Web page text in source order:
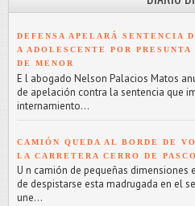
DEFENSA APELARÁ SENTENCIA
A ADOLESCENTE POR
DE MENOR
E l abogado Nelson Palacios Matos
de apelación contra la sentencia que
internamiento...
CAMIÓN QUEDA AL BORDE DE
LA CARRETERA CERRO DE
U n camión de pequeñas
de despistarse esta madrugada en el
une...